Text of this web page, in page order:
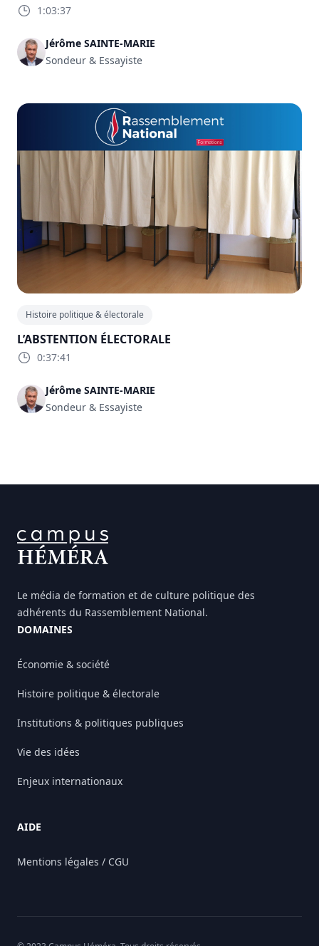
1:03:37
Jérôme SAINTE-MARIE
Sondeur & Essayiste
Histoire politique & électorale
L’ABSTENTION ÉLECTORALE
0:37:41
Jérôme SAINTE-MARIE
Sondeur & Essayiste
Le média de formation et de culture politique des
adhérents du Rassemblement National.
DOMAINES
Économie & société
Histoire politique & électorale
Institutions & politiques publiques
Vie des idées
Enjeux internationaux
AIDE
Mentions légales / CGU